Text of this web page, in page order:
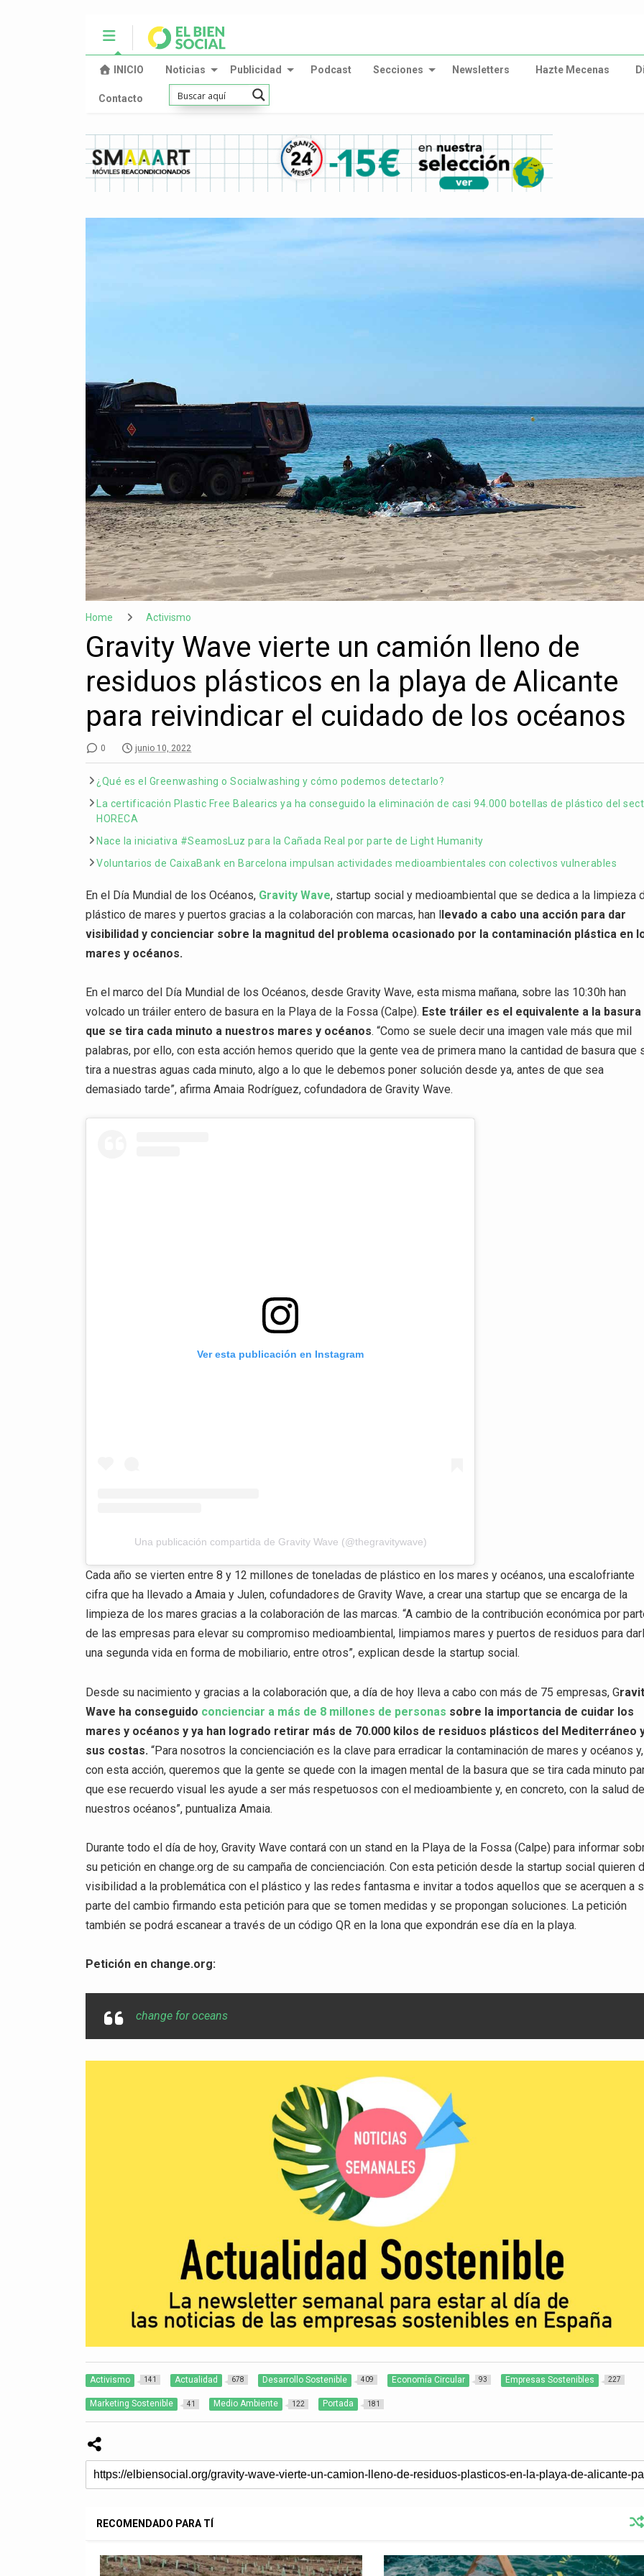
INICIO Noticias Publicidad Podcast Secciones Newsletters Hazte Mecenas
Contacto
Home Activismo
Gravity Wave vierte un camión lleno de
residuos plásticos en la playa de Alicante
para reivindicar el cuidado de los océanos
0 junio 10, 2022
¿Qué es el Greenwashing o Socialwashing y cómo podemos detectarlo?
La certificación Plastic Free Balearics ya ha conseguido la eliminación de casi 94.000 botellas de plástico del
HORECA
Nace la iniciativa #SeamosLuz para la Cañada Real por parte de Light Humanity
Voluntarios de CaixaBank en Barcelona impulsan actividades medioambientales con colectivos vulnerables
En el Día Mundial de los Océanos, Gravity Wave, startup social y medioambiental que se dedica a la limpieza
plástico de mares y puertos gracias a la colaboración con marcas, han llevado a cabo una acción para dar
visibilidad y concienciar sobre la magnitud del problema ocasionado por la contaminación plástica en
mares y océanos.
En el marco del Día Mundial de los Océanos, desde Gravity Wave, esta misma mañana, sobre las 10:30h han
volcado un tráiler entero de basura en la Playa de la Fossa (Calpe). Este tráiler es el equivalente a la basura
que se tira cada minuto a nuestros mares y océanos. “Como se suele decir una imagen vale más que mil
palabras, por ello, con esta acción hemos querido que la gente vea de primera mano la cantidad de basura que
tira a nuestras aguas cada minuto, algo a lo que le debemos poner solución desde ya, antes de que sea
demasiado tarde”, afirma Amaia Rodríguez, cofundadora de Gravity Wave.
Ver esta publicación en Instagram
Una publicación compartida de Gravity Wave (@thegravitywave)
Cada año se vierten entre 8 y 12 millones de toneladas de plástico en los mares y océanos, una escalofriante
cifra que ha llevado a Amaia y Julen, cofundadores de Gravity Wave, a crear una startup que se encarga de la
limpieza de los mares gracias a la colaboración de las marcas. “A cambio de la contribución económica por
de las empresas para elevar su compromiso medioambiental, limpiamos mares y puertos de residuos para
una segunda vida en forma de mobiliario, entre otros”, explican desde la startup social.
Desde su nacimiento y gracias a la colaboración que, a día de hoy lleva a cabo con más de 75 empresas, G
Wave ha conseguido concienciar a más de 8 millones de personas sobre la importancia de cuidar los
mares y océanos y ya han logrado retirar más de 70.000 kilos de residuos plásticos del Mediterráneo
sus costas. “Para nosotros la concienciación es la clave para erradicar la contaminación de mares y océanos y,
con esta acción, queremos que la gente se quede con la imagen mental de la basura que se tira cada minuto
que ese recuerdo visual les ayude a ser más respetuosos con el medioambiente y, en concreto, con la salud
nuestros océanos”, puntualiza Amaia.
Durante todo el día de hoy, Gravity Wave contará con un stand en la Playa de la Fossa (Calpe) para informar
su petición en change.org de su campaña de concienciación. Con esta petición desde la startup social quieren
visibilidad a la problemática con el plástico y las redes fantasma e invitar a todos aquellos que se acerquen a
parte del cambio firmando esta petición para que se tomen medidas y se propongan soluciones. La petición
también se podrá escanear a través de un código QR en la lona que expondrán ese día en la playa.
Petición en change.org:
change for oceans
Activismo 141 Actualidad 678 Desarrollo Sostenible 409 Economía Circular 93 Empresas Sostenibles 227
Marketing Sostenible 41 Medio Ambiente 122 Portada 181
RECOMENDADO PARA TÍ